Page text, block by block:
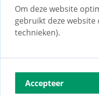
Onze
Om deze website
gebruikt deze
technieken).
Accepteer